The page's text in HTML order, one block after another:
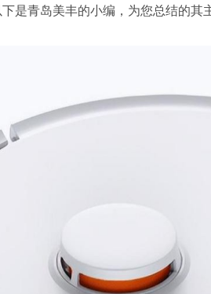
是青岛美丰的小编，为您总结的其